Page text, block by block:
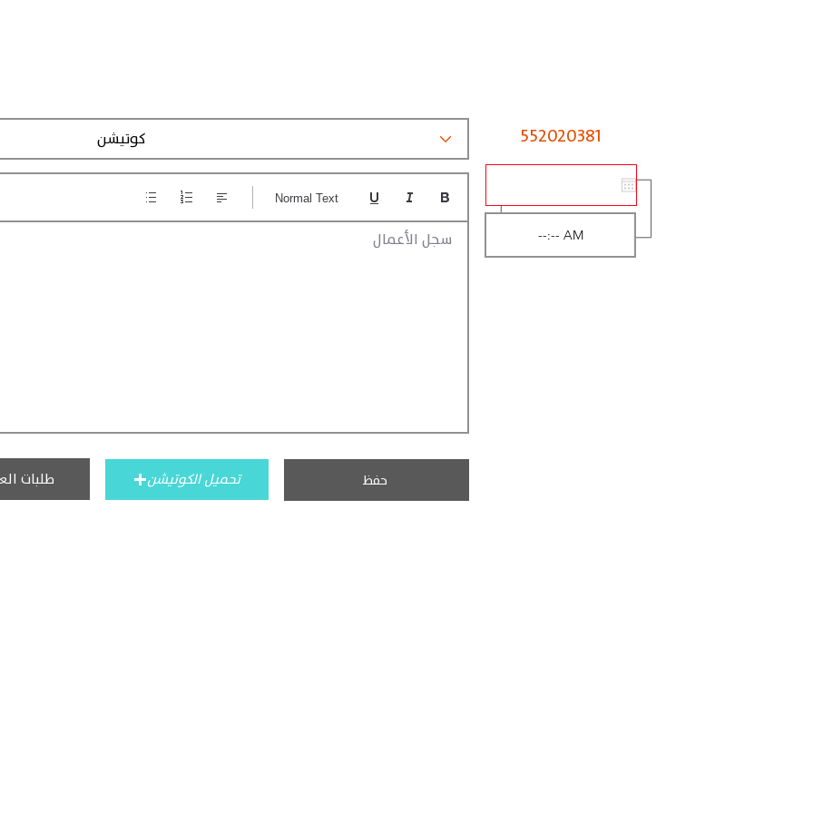
سجل الأعمال
Normal Text
552020381
طلبات حفظ تحميل الكوتيشن